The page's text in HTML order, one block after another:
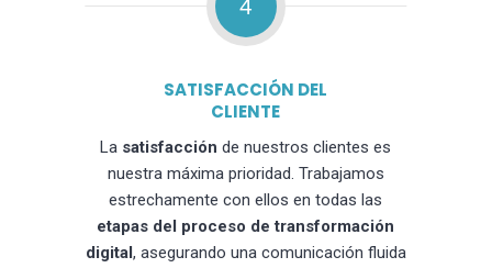
4
SATISFACCIÓN DEL
CLIENTE
La satisfacción de nuestros clientes es
nuestra máxima prioridad. Trabajamos
estrechamente con ellos en todas las
etapas del proceso de transformación
digital, asegurando una comunicación fluida